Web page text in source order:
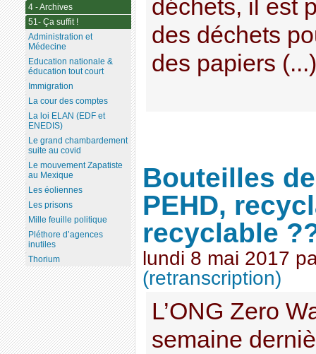
déchets, il est
des déchets
des papiers (...)
Bouteilles
PEHD,
recyclable
lundi 8 mai 2017
(retranscription)
L’ONG Zero
semaine
4 - Archives
51- Ça suffit !
Administration et
Médecine
Education nationale &
éducation tout court
Immigration
La cour des comptes
La loi ELAN (EDF et
ENEDIS)
Le grand chambardement
suite au covid
Le mouvement Zapatiste
au Mexique
Les éoliennes
Les prisons
Mille feuille politique
Pléthore d’agences
inutiles
Thorium